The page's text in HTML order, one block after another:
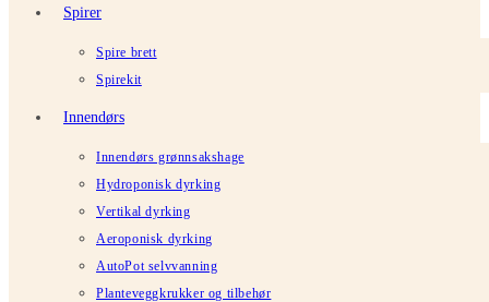
Spirer
Spire brett
Spirekit
Innendørs
Innendørs grønnsakshage
Hydroponisk dyrking
Vertikal dyrking
Aeroponisk dyrking
AutoPot selvvanning
Planteveggkrukker og tilbehør